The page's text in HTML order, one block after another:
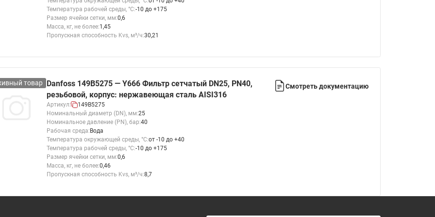
Температура рабочей среды, °С:-10 до +175
Размер ячейки сетки, мм:0,6
Масса, кг, не более:1,45
Пропускная способность Kvs, м³/ч:30,21
товар
Danfoss 149B5275 — Y666 Фильтр сетчатый DN25, PN40,
резьбовой, корпус: нержавеющая сталь AISI316
Артикул:
149B5275
Номинальный диаметр (DN), мм:25
Номинальное давление (PN), бар:40
Рабочая среда: Вода
Температура окружающей среды, °С:от -10 до +40
Температура рабочей среды, °С:-10 до +175
Размер ячейки сетки, мм:0,6
Масса, кг, не более:0,46
Пропускная способность Kvs, м³/ч:8,7
Смотреть документацию